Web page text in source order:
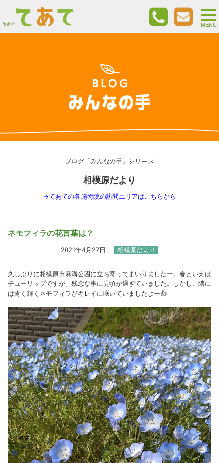
ブログ「みんなの手」シリーズ
相模原だより
→てあての各施術院の訪問エリアはこちらから
ネモフィラの花言葉は？
2021年4月27日 相模原だより
久しぶりに相模原市麻溝公園に立ち寄ってまいりましたー。春といえば
チューリップですが、残念な事に見頃が過ぎていました。しかし、隣に
は青く輝くネモフィラがキレイに咲いていましたよー👍
MENU